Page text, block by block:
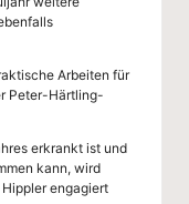
Arbeiten für
Peter-Härtling-
erkrankt ist und
kann, wird
engagiert